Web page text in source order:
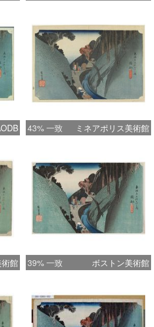
43% 一致 ミネアポリス美術館
館 39% 一致 ボストン美術館